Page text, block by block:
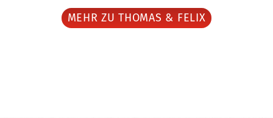
MEHR ZU THOMAS & FELIX